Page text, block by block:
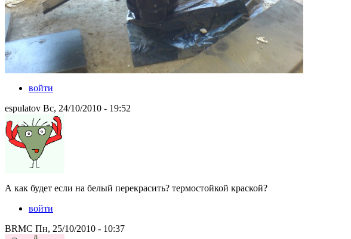
войти
espulatov Вс, 24/10/2010 - 19:52
А как будет если на белый перекрасить? термостойкой краской?
войти
BRMC Пн, 25/10/2010 - 10:37